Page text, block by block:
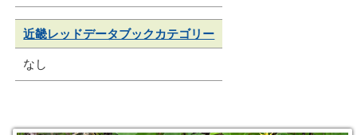
近畿レッドデータブックカテゴリー
なし